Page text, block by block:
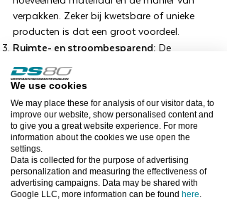
verpakken. Zeker bij kwetsbare of unieke
producten is dat een groot voordeel.
Ruimte- en stroombesparend: De
dispenser is compact (33 x 62 x 44 cm) en
werkt volledig zonder stroom. Je hebt dus
geen stopcontact nodig, geen
onderhoudskosten en geen energieverbruik.
Perfect voor kleinere werkplekken of flexibele
inpakstations.
Onderhoudsvrij en storingsvrij:Geen
bewegende onderdelen, geen software,
geen technische risico’s. De X-Wrap werkt
We use cookies
We may place these for analysis of our visitor data, to
improve our website, show personalised content and
to give you a great website experience. For more
information about the cookies we use open the
settings.
Data is collected for the purpose of advertising
personalization and measuring the effectiveness of
advertising campaigns. Data may be shared with
Google LLC, more information can be found here.